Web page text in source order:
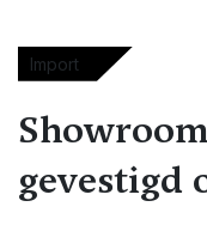
Import
gevestigd